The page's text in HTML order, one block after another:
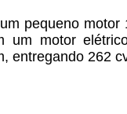
pequeno motor
um motor
entregando 262